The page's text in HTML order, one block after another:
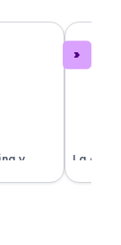
y
y sin
La